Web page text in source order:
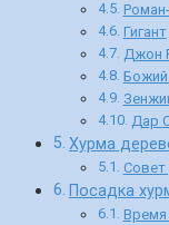
Гигант
Джон
Дар
Хурма
Посадка
Время